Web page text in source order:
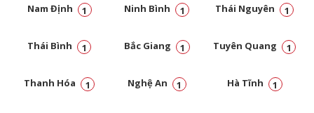
Nam Định 1 Ninh Bình 1 Thái Nguyên 1
Thái Bình 1 Bắc Giang 1 Tuyên Quang 1
Thanh Hóa 1 Nghệ An 1 Hà Tĩnh 1